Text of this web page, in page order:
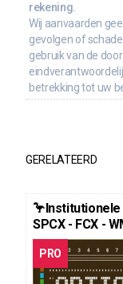
rekening.
Wij aanvaarden
gevolgen of
gebruik van de
betrekking tot uw
GERELATEERD
🦩Institutionele
SPCX - FCX -
PRO